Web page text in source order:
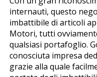
internauti, questo
imbattibile di articoli
Motori, tutti
qualsiasi portafoglio.
conosciuta impresa
grazie alla quale